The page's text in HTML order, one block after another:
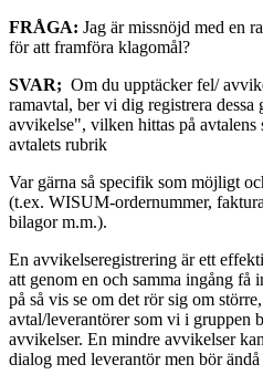
FRÅGA: Jag är missnöjd med en
för att framföra klagomål?
SVAR; Om du upptäcker fel/
ramavtal, ber vi dig registrera dessa
avvikelse", vilken hittas på avtalens
avtalets rubrik
Var gärna så specifik som möjligt
(t.ex. WISUM-ordernummer,
bilagor m.m.).
En avvikelseregistrering är ett
att genom en och samma ingång få
på så vis se om det rör sig om
avtal/leverantörer som vi i gruppen
avvikelser. En mindre avvikelser
dialog med leverantör men bör ändå